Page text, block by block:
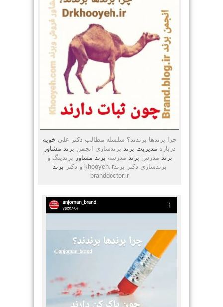
چرا برندها برندند؟ سلسله مطالب دکتر علی خویه
درباره مدیریت برند برندسازی انجمن برند مشاور
برند مدرس برند مدرسه برند مشاور برندینگ و
برندسازی دکتر برندkhooyeh.ir و دکتر
برند
branddoctor.ir